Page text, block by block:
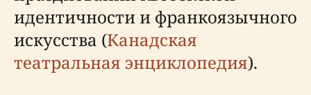
идентичности и франкоязычного
искусства (Канадская
театральная энциклопедия).